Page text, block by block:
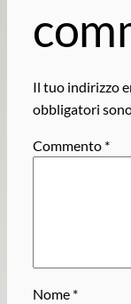
Il tuo indirizzo
obbligatori
Commento *
Nome *